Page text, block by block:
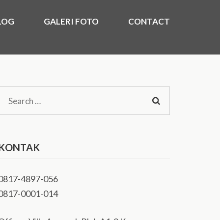
GALERI FOTO CONTACT
4897-056
0001-014